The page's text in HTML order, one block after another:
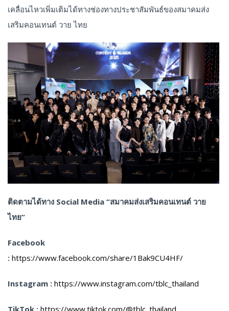
เคลื่อนไหวเพิ่มเติมได้ทางช่องทางประชาสัมพันธ์ของสมาคมส่ง
เสริมคอนเทนต์ วาย ไทย
ติดตามได้ทาง Social Media “สมาคมส่งเสริมคอนเทนต์ วาย
ไทย”
Facebook
: https://www.facebook.com/share/1Bak9CU4HF/
Instagram : https://www.instagram.com/tblc_thailand